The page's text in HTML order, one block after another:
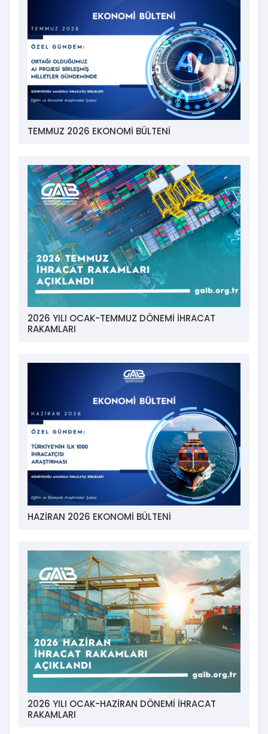
TEMMUZ 2026 EKONOMİ BÜLTENİ
2026 YILI OCAK-TEMMUZ DÖNEMİ İHRACAT
RAKAMLARI
HAZİRAN 2026 EKONOMİ BÜLTENİ
2026 YILI OCAK-HAZİRAN DÖNEMİ İHRACAT
RAKAMLARI